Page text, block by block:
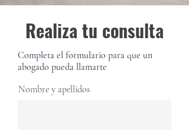
Realiza tu consulta
Completa el formulario para que un
abogado pueda llamarte
Nombre y apellidos